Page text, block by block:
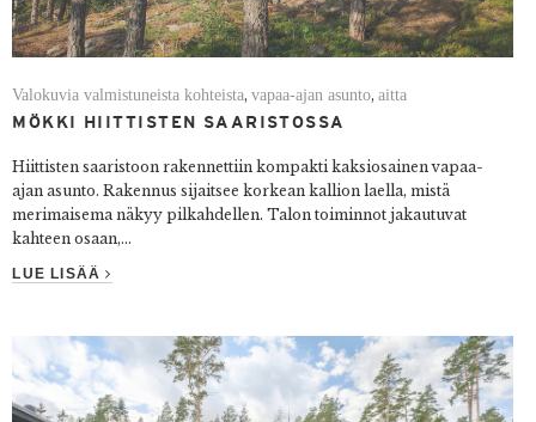
Valokuvia valmistuneista kohteista,vapaa-ajan asunto,aitta
MÖKKI HIITTISTEN SAARISTOSSA
Hiittisten saaristoon rakennettiin kompakti kaksiosainen vapaa-
ajan asunto. Rakennus sijaitsee korkean kallion laella, mistä
merimaisema näkyy pilkahdellen.Talon toiminnot jakautuvat
kahteen osaan,...
LUE LISÄÄ